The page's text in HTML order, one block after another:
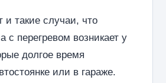
такие случаи, что
с перегревом возникает у
долгое время
или в гараже.